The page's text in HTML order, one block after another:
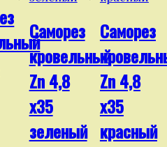
Саморез
кровельный
Zn 4,8
х35
зеленый
Саморез
Zn 4,8
х35
красный